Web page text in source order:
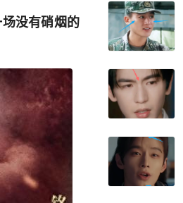
没有硝烟的